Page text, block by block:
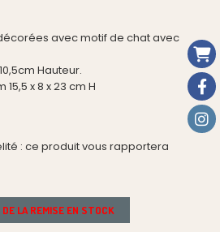
avec motif de chat avec
Hauteur.
x 8 x 23 cm H
: ce produit vous rapportera
LA REMISE EN STOCK